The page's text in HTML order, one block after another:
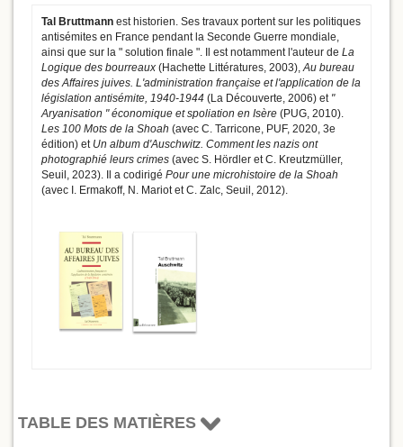
Tal Bruttmann est historien. Ses travaux portent sur les politiques
antisémites en France pendant la Seconde Guerre mondiale,
ainsi que sur la " solution finale ". Il est notamment l'auteur de La
Logique des bourreaux (Hachette Littératures, 2003),Au bureau
des Affaires juives. L'administration française et l'application de la
législation antisémite, 1940-1944 (La Découverte, 2006) et "
Aryanisation " économique et spoliation en Isère (PUG, 2010).
Les 100 Mots de la Shoah (avec C. Tarricone, PUF, 2020, 3e
édition) et Un album d'Auschwitz. Comment les nazis ont
photographié leurs crimes (avec S. Hördler et C. Kreutzmüller,
Seuil, 2023). Il a codirigé Pour une microhistoire de la Shoah
(avec I. Ermakoff, N. Mariot et C. Zalc, Seuil, 2012).
TABLE DES MATIÈRES